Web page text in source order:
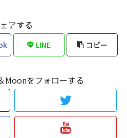
アする
LINE コピー
Moonをフォローする